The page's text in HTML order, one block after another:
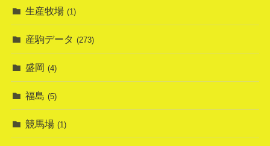
生産牧場 (1)
産駒データ (273)
盛岡 (4)
福島 (5)
競馬場 (1)